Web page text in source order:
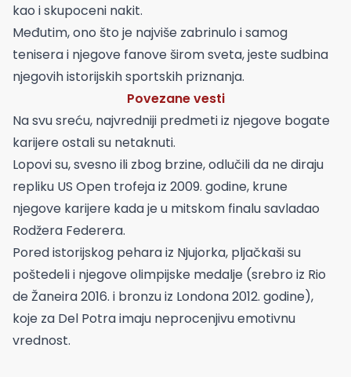
kao i skupoceni nakit.
Međutim, ono što je najviše zabrinulo i samog
tenisera i njegove fanove širom sveta, jeste sudbina
njegovih istorijskih sportskih priznanja.
Povezane vesti
Na svu sreću, najvredniji predmeti iz njegove bogate
karijere ostali su netaknuti.
Lopovi su, svesno ili zbog brzine, odlučili da ne diraju
repliku US Open trofeja iz 2009. godine, krune
njegove karijere kada je u mitskom finalu savladao
Rodžera Federera.
Pored istorijskog pehara iz Njujorka, pljačkaši su
poštedeli i njegove olimpijske medalje (srebro iz Rio
de Žaneira 2016. i bronzu iz Londona 2012. godine),
koje za Del Potra imaju neprocenjivu emotivnu
vrednost.